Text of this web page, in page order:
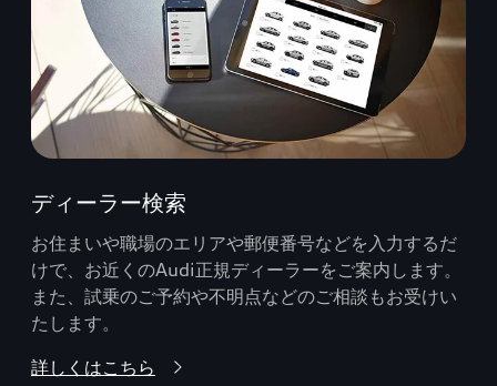
ディーラー検索
お住まいや職場のエリアや郵便番号などを入力するだ
けで、お近くのAudi正規ディーラーをご案内します。
また、試乗のご予約や不明点などのご相談もお受けい
たします。
詳しくはこちら